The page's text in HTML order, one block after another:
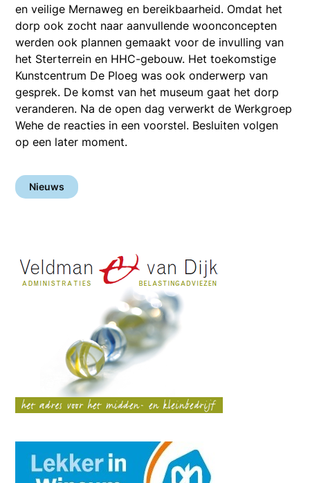
en veilige Mernaweg en bereikbaarheid. Omdat het
dorp ook zocht naar aanvullende woonconcepten
werden ook plannen gemaakt voor de invulling van
het Sterterrein en HHC-gebouw. Het toekomstige
Kunstcentrum De Ploeg was ook onderwerp van
gesprek. De komst van het museum gaat het dorp
veranderen. Na de open dag verwerkt de Werkgroep
Wehe de reacties in een voorstel. Besluiten volgen
op een later moment.
Nieuws